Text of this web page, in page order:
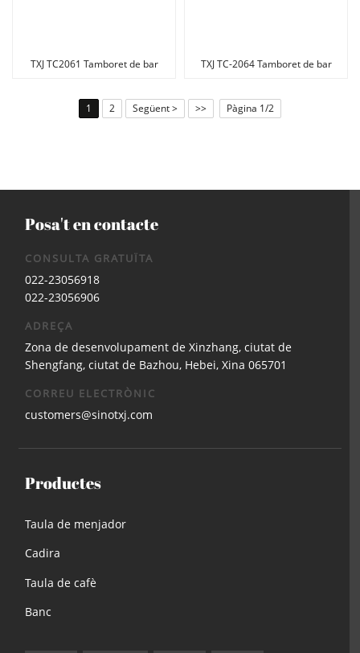
TXJ TC2061 Tamboret de bar
TXJ TC-2064 Tamboret de bar
1 2 Següent > >> Pàgina 1/2
Posa't en contacte
CONSULTA GRATUÏTA
022-23056918
022-23056906
ADREÇA
Zona de desenvolupament de Xinzhang, ciutat de
Shengfang, ciutat de Bazhou, Hebei, Xina 065701
CORREU ELECTRÒNIC
customers@sinotxj.com
Productes
Taula de menjador
Cadira
Taula de cafè
Banc